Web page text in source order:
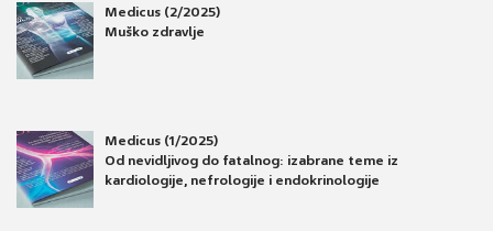
Medicus (2/2025)
Muško zdravlje
Medicus (1/2025)
Od nevidljivog do fatalnog: izabrane teme iz
kardiologije, nefrologije i endokrinologije